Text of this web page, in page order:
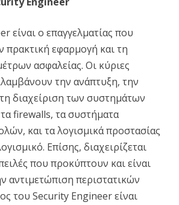
είναι ο επαγγελματίας που
πρακτική εφαρμογή και τη
ασφαλείας. Οι κύριες
την ανάπτυξη, την
διαχείριση των συστημάτων
firewalls, τα συστήματα
και τα λογισμικά προστασίας
Επίσης, διαχειρίζεται
που προκύπτουν και είναι
αντιμετώπιση περιστατικών
του Security Engineer είναι